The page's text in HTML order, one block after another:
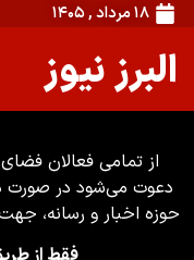
۱۸ مرداد , ۱۴۰۵
البرز نیوز
از تمامی فعالان
دعوت می‌شود در صورت
حوزه اخبار و رسانه،